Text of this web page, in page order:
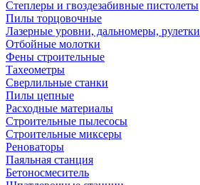
Степлеры и гвоздезабивные пистолеты
Пилы торцовочные
Лазерные уровни, дальномеры, рулетки
Отбойные молотки
Фены строительные
Тахеометры
Сверлильные станки
Пилы цепные
Расходные материалы
Строительные пылесосы
Строительные миксеры
Реноваторы
Паяльная станция
Бетоносмеситель